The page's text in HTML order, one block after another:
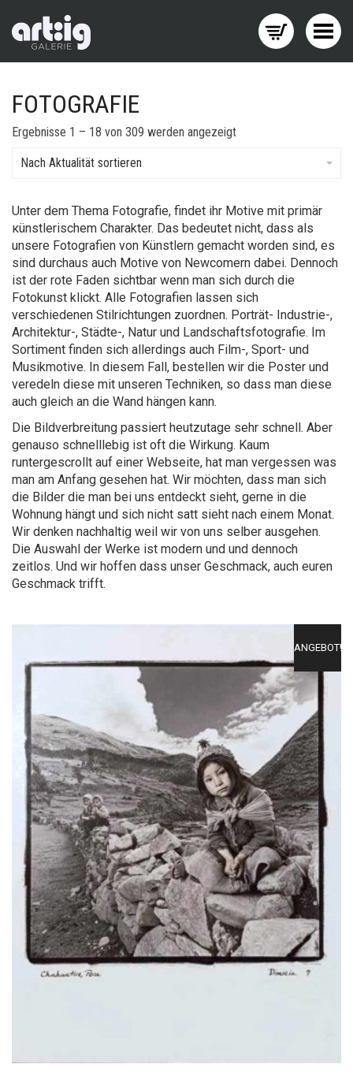
Menü wechseln
FOTOGRAFIE
Ergebnisse 1 – 18 von 309 werden angezeigtNach
Nach Aktualität sortieren
Unter dem Thema Fotografie, findet ihr Motive mit primär
κünstlerischem Charakter. Das bedeutet nicht, dass als
unsere Fotografien von Künstlern gemacht worden sind, es
sind durchaus auch Motive von Newcomern dabei. Dennoch
ist der rote Faden sichtbar wenn man sich durch die
Fotokunst klickt. Alle Fotografien lassen sich
verschiedenen Stilrichtungen zuordnen. Porträt- Industrie-,
Architektur-, Städte-, Natur und Landschaftsfotografie. Im
Sortiment finden sich allerdings auch Film-, Sport- und
Musikmotive. In diesem Fall, bestellen wir die Poster und
veredeln diese mit unseren Techniken, so dass man diese
auch gleich an die Wand hängen kann.
Die Bildverbreitung passiert heutzutage sehr schnell. Aber
genauso schnelllebig ist oft die Wirkung. Kaum
runtergescrollt auf einer Webseite, hat man vergessen was
man am Anfang gesehen hat. Wir möchten, dass man sich
die Bilder die man bei uns entdeckt sieht, gerne in die
Wohnung hängt und sich nicht satt sieht nach einem Monat.
Wir denken nachhaltig weil wir von uns selber ausgehen.
Die Auswahl der Werke ist modern und und dennoch
zeitlos. Und wir hoffen dass unser Geschmack, auch euren
Geschmack trifft.
ANGEBOT!